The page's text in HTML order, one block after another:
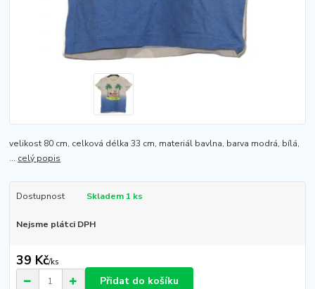
velikost 80 cm, celková délka 33 cm, materiál bavlna, barva modrá, bílá,
... celý popis
Dostupnost Skladem 1 ks
Nejsme plátci DPH
39 Kč/ks
Přidat do košíku